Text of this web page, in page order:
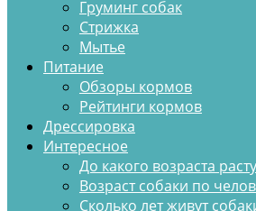
Груминг собак
Стрижка
Мытье
Питание
Обзоры кормов
Рейтинги кормов
Дрессировка
Интересное
До какого возраста
Возраст собаки по
Сколько лет живут